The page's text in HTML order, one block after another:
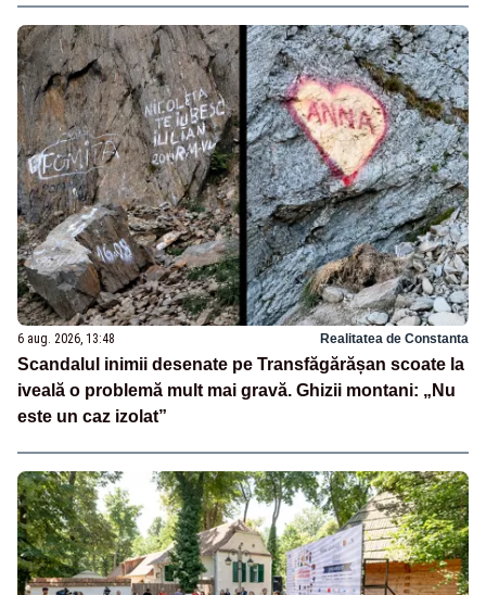
6 aug. 2026, 13:48 Realitatea de Constanta
Scandalul inimii desenate pe Transfăgărășan scoate la
iveală o problemă mult mai gravă. Ghizii montani: „Nu
este un caz izolat”